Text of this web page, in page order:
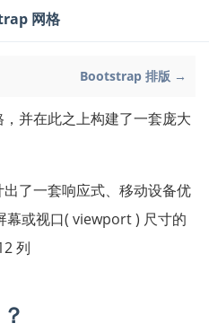
Bootstrap 排版 →
网格
并在此之上构建了一套庞大
出了一套响应式、移动设备优
幕或视口( viewport ) 尺寸的
列